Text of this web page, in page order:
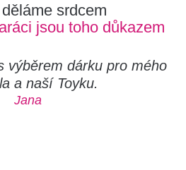
srdcem
jsou toho důkazem
výběrem dárku pro mého
a naší Toyku.
Jana